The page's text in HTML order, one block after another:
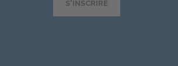
S'INSCRIRE